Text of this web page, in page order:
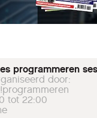
programmeren
door:
tot 22:00